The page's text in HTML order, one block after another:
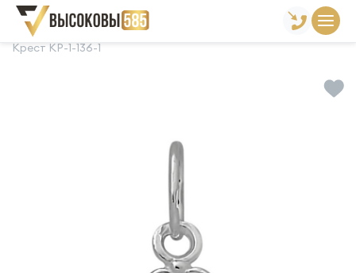
Главная Склад готовой продукции
Крест КР-1-136-1